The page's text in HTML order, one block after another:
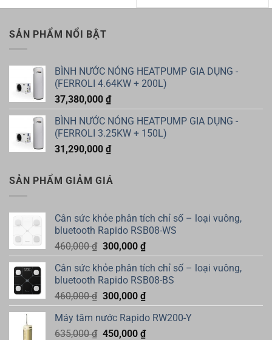
SẢN PHẨM NỔI BẬT
BÌNH NƯỚC NÓNG HEATPUMP GIA DỤNG -
(FERROLI 4.64KW + 200L)
37,380,000 ₫
BÌNH NƯỚC NÓNG HEATPUMP GIA DỤNG -
(FERROLI 3.25KW + 150L)
31,290,000 ₫
SẢN PHẨM GIẢM GIÁ
Cân sức khỏe phân tích chỉ số – loại vuông,
bluetooth Rapido RSB08-WS
460,000₫ Giá
gốc
là:
460,000 ₫.
300,000 ₫Giá
hiện
tại
là:
300,000 ₫.
Cân sức khỏe phân tích chỉ số – loại vuông,
bluetooth Rapido RSB08-BS
460,000₫ Giá
gốc
là:
460,000 ₫.
300,000 ₫Giá
hiện
tại
là:
Máy tăm nước Rapido RW200-Y
635,000₫ Giá
450,000 ₫Giá